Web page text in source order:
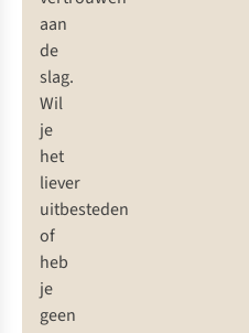
aan
de
slag.
Wil
je
het
liever
uitbesteden
of
heb
je
geen